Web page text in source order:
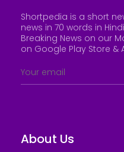
Shortpedia is a short
news in 70 words in
Breaking News on our
on Google Play Store &
About Us